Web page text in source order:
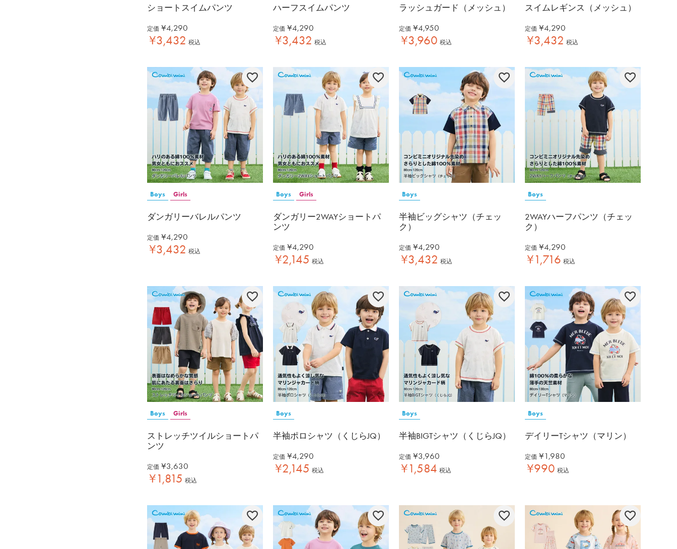
ショートスイムパンツ
定価 ¥4,290
¥3,432 税込
ハーフスイムパンツ
定価 ¥4,290
¥3,432 税込
ラッシュガード（メッシュ）
定価 ¥4,950
¥3,960 税込
スイムレギンス（メッシュ）
定価 ¥4,290
¥3,432 税込
Boys Girls
ダンガリーバレルパンツ
定価 ¥4,290
¥3,432 税込
Boys Girls
ダンガリー2WAYショートパ
ンツ
定価 ¥4,290
¥2,145 税込
Boys
半袖ビッグシャツ（チェッ
ク）
定価 ¥4,290
¥3,432 税込
Boys
2WAYハーフパンツ（チェッ
ク）
定価 ¥4,290
¥1,716 税込
Boys Girls
ストレッチツイルショートパ
ンツ
定価 ¥3,630
¥1,815 税込
Boys
半袖ポロシャツ（くじらJQ）
定価 ¥4,290
¥2,145 税込
Boys
半袖BIGTシャツ（くじらJQ）
定価 ¥3,960
¥1,584 税込
Boys
デイリーTシャツ（マリン）
定価 ¥ 1,980
¥990 税込